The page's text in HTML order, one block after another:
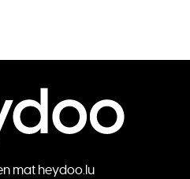
mat heydoo.lu